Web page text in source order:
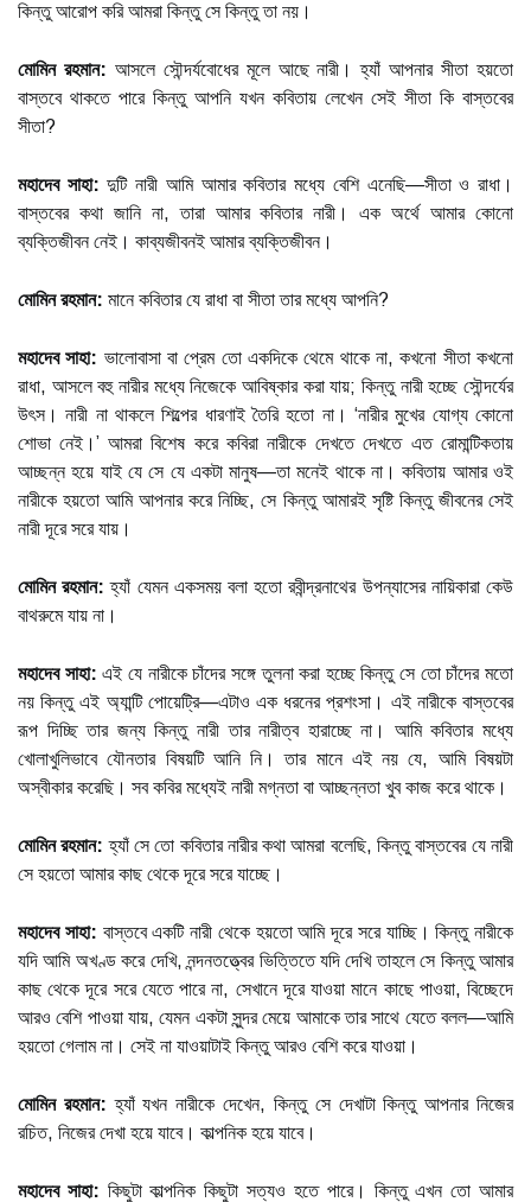
কিন্তু আরোপ করি আমরা কিন্তু সে কিন্তু তা নয়।
মোমিন রহমান: আসলে সৌন্দর্যবোধের মূলে আছে নারী। হ্যাঁ আপনার সীতা হয়তো
বাস্তবে থাকতে পারে কিন্তু আপনি যখন কবিতায় লেখেন সেই সীতা কি বাস্তবের
সীতা?
মহাদেব সাহা: দুটি নারী আমি আমার কবিতার মধ্যে বেশি এনেছি—সীতা ও রাধা।
বাস্তবের কথা জানি না, তারা আমার কবিতার নারী। এক অর্থে আমার কোনো
ব্যক্তিজীবন নেই। কাব্যজীবনই আমার ব্যক্তিজীবন।
মোমিন রহমান: মানে কবিতার যে রাধা বা সীতা তার মধ্যে আপনি?
মহাদেব সাহা: ভালোবাসা বা প্রেম তো একদিকে থেমে থাকে না, কখনো সীতা কখনো
রাধা, আসলে বহু নারীর মধ্যে নিজেকে আবিষ্কার করা যায়; কিন্তু নারী হচ্ছে সৌন্দর্যের
উৎস। নারী না থাকলে শিল্পের ধারণাই তৈরি হতো না। ‘নারীর মুখের যোগ্য কোনো
শোভা নেই।’ আমরা বিশেষ করে কবিরা নারীকে দেখতে দেখতে এত রোমান্টিকতায়
আচ্ছন্ন হয়ে যাই যে সে যে একটা মানুষ—তা মনেই থাকে না। কবিতায় আমার ওই
নারীকে হয়তো আমি আপনার করে নিচ্ছি, সে কিন্তু আমারই সৃষ্টি কিন্তু জীবনের সেই
নারী দূরে সরে যায়।
মোমিন রহমান:হ্যাঁ যেমন একসময় বলা হতো রবীন্দ্রনাথের উপন্যাসের নায়িকারা কেউ
বাথরুমে যায় না।
মহাদেব সাহা: এই যে নারীকে চাঁদের সঙ্গে তুলনা করা হচ্ছে কিন্তু সে তো চাঁদের মতো
নয় কিন্তু এই অ্যান্টি পোয়েট্রি—এটাও এক ধরনের প্রশংসা। এই নারীকে বাস্তবের
রূপ দিচ্ছি তার জন্য কিন্তু নারী তার নারীত্ব হারাচ্ছে না। আমি কবিতার মধ্যে
খোলাখুলিভাবে যৌনতার বিষয়টি আনি নি। তার মানে এই নয় যে, আমি বিষয়টা
অস্বীকার করেছি। সব কবির মধ্যেই নারী মগ্নতা বা আচ্ছন্নতা খুব কাজ করে থাকে।
মোমিন রহমান:হ্যাঁ সে তো কবিতার নারীর কথা আমরা বলেছি, কিন্তু বাস্তবের যে নারী
সে হয়তো আমার কাছ থেকে দূরে সরে যাচ্ছে।
মহাদেব সাহা: বাস্তবে একটি নারী থেকে হয়তো আমি দূরে সরে যাচ্ছি। কিন্তু নারীকে
যদি আমি অখণ্ড করে দেখি, নন্দনতত্ত্বের ভিত্তিতে যদি দেখি তাহলে সে কিন্তু আমার
কাছ থেকে দূরে সরে যেতে পারে না, সেখানে দূরে যাওয়া মানে কাছে পাওয়া, বিচ্ছেদে
আরও বেশি পাওয়া যায়, যেমন একটা সুন্দর মেয়ে আমাকে তার সাথে যেতে বলল—আমি
হয়তো গেলাম না। সেই না যাওয়াটাই কিন্তু আরও বেশি করে যাওয়া।
মোমিন রহমান:হ্যাঁ যখন নারীকে দেখেন, কিন্তু সে দেখাটা কিন্তু আপনার নিজের
রচিত, নিজের দেখা হয়ে যাবে। কাল্পনিক হয়ে যাবে।
মহাদেব সাহা: কিছুটা কাল্পনিক কিছুটা সত্যও হতে পারে। কিন্তু এখন তো আমার